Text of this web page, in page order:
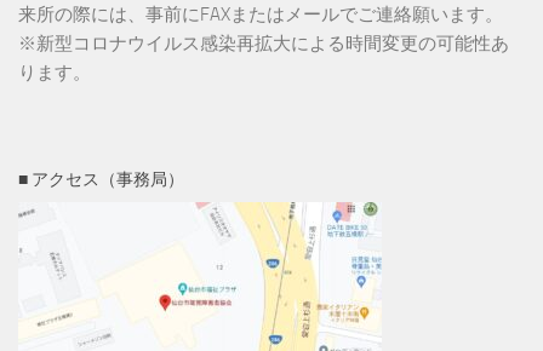
来所の際には、事前にFAXまたはメールでご連絡願います。
※新型コロナウイルス感染再拡大による時間変更の可能性あ
ります。
■ アクセス（事務局）